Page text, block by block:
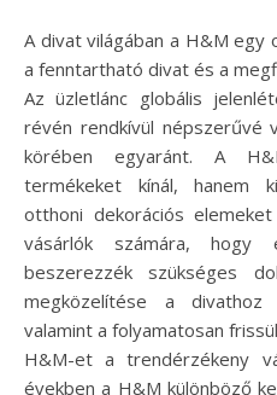
A divat világában a H&M egy olyan népszerű márka, amely
a fenntartható divat és a
Az üzletlánc globális
révén rendkívül
körében egyaránt. A
termékeket kínál, hanem
otthoni dekorációs
vásárlók számára, hogy
beszerezzék szükséges
megközelítése a
valamint a folyamatosan
H&M-et a trendérzékeny
években a H&M különböző